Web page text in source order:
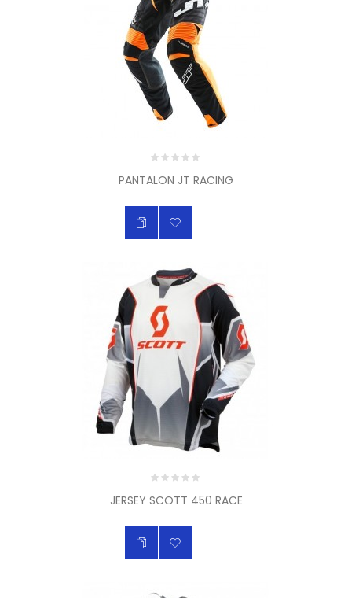
PANTALON JT RACING
JERSEY SCOTT 450 RACE